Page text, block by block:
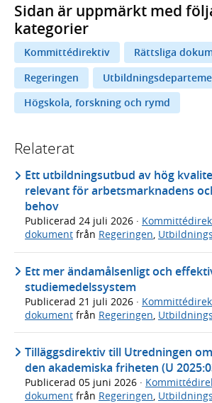
Sidan är uppmärkt med
kategorier
Kommittédirektiv
Rättsliga
Regeringen
Högskola, forskning och rymd
Relaterat
Ett utbildningsutbud av hög
relevant för arbetsmarknadens
behov
Publicerad 24 juli 2026 ·
dokument från Regeringen,
Ett mer ändamålsenligt och
studiemedelssystem
Publicerad 21 juli 2026 ·
dokument från Regeringen,
Tilläggsdirektiv till Utredningen
den akademiska friheten (U
Publicerad 05 juni 2026 ·
dokument från Regeringen